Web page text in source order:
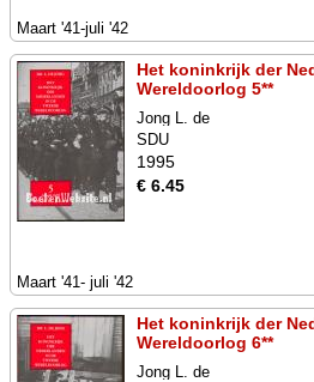
Maart '41-juli '42
Het koninkrijk der
Wereldoorlog 5**
Jong L. de
SDU
1995
€ 6.45
Maart '41- juli '42
Het koninkrijk der
Wereldoorlog 6**
Jong L. de